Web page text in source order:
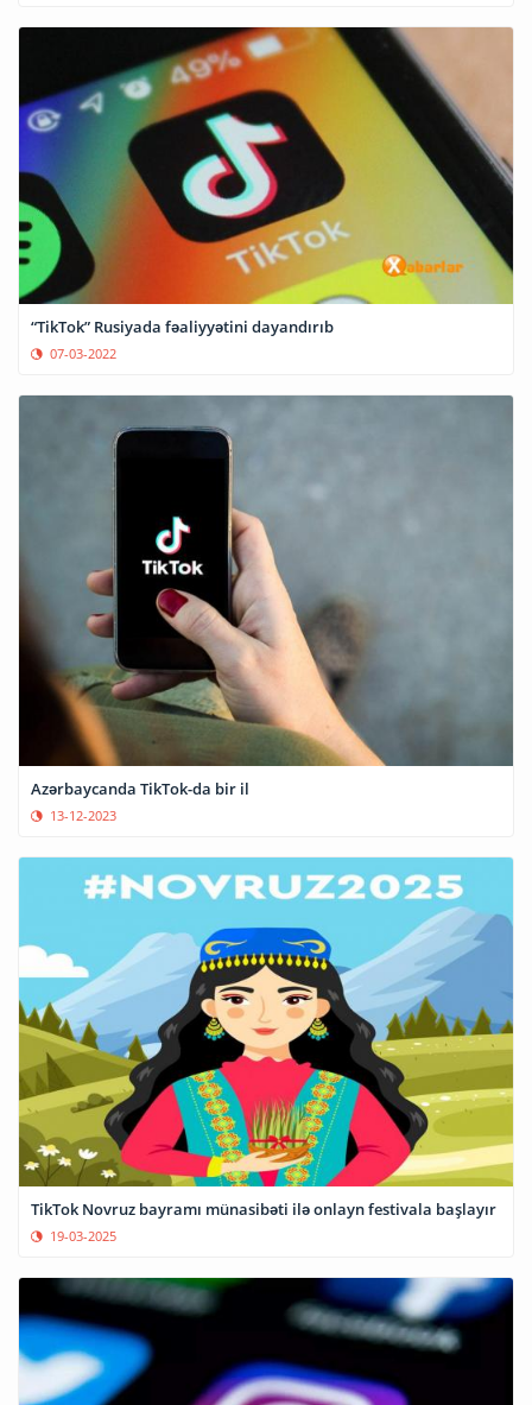
“TikTok” Rusiyada fəaliyyətini dayandırıb
07-03-2022
Azərbaycanda TikTok-da bir il
13-12-2023
TikTok Novruz bayramı münasibəti ilə onlayn festivala başlayır
19-03-2025